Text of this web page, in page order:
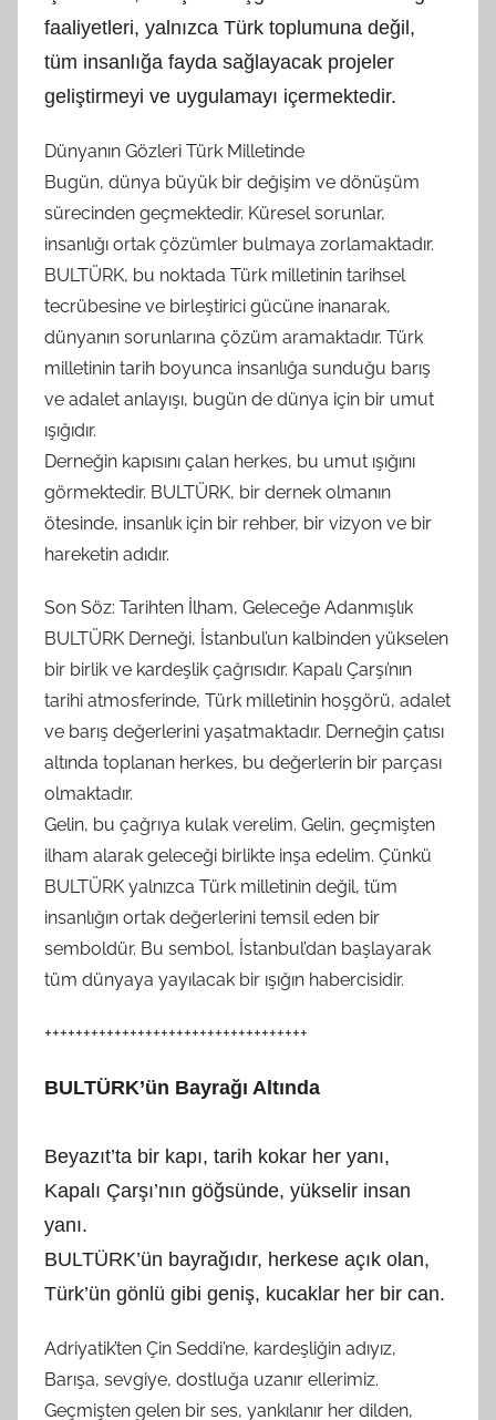
faaliyetleri, yalnızca Türk toplumuna değil,
tüm insanlığa fayda sağlayacak projeler
geliştirmeyi ve uygulamayı içermektedir.
Dünyanın Gözleri Türk Milletinde
Bugün, dünya büyük bir değişim ve dönüşüm
sürecinden geçmektedir. Küresel sorunlar,
insanlığı ortak çözümler bulmaya zorlamaktadır.
BULTÜRK, bu noktada Türk milletinin tarihsel
tecrübesine ve birleştirici gücüne inanarak,
dünyanın sorunlarına çözüm aramaktadır. Türk
milletinin tarih boyunca insanlığa sunduğu barış
ve adalet anlayışı, bugün de dünya için bir umut
ışığıdır.
Derneğin kapısını çalan herkes, bu umut ışığını
görmektedir. BULTÜRK, bir dernek olmanın
ötesinde, insanlık için bir rehber, bir vizyon ve bir
hareketin adıdır.
Son Söz: Tarihten İlham, Geleceğe Adanmışlık
BULTÜRK Derneği, İstanbul’un kalbinden yükselen
bir birlik ve kardeşlik çağrısıdır. Kapalı Çarşı’nın
tarihi atmosferinde, Türk milletinin hoşgörü, adalet
ve barış değerlerini yaşatmaktadır. Derneğin çatısı
altında toplanan herkes, bu değerlerin bir parçası
olmaktadır.
Gelin, bu çağrıya kulak verelim. Gelin, geçmişten
ilham alarak geleceği birlikte inşa edelim. Çünkü
BULTÜRK yalnızca Türk milletinin değil, tüm
insanlığın ortak değerlerini temsil eden bir
semboldür. Bu sembol, İstanbul’dan başlayarak
tüm dünyaya yayılacak bir ışığın habercisidir.
++++++++++++++++++++++++++++++++++
BULTÜRK’ün Bayrağı Altında
Beyazıt’ta bir kapı, tarih kokar her yanı,
Kapalı Çarşı’nın göğsünde, yükselir insan
yanı.
BULTÜRK’ün bayrağıdır, herkese açık olan,
Türk’ün gönlü gibi geniş, kucaklar her bir can.
Adriyatik’ten Çin Seddi’ne, kardeşliğin adıyız,
Barışa, sevgiye, dostluğa uzanır ellerimiz.
Geçmişten gelen bir ses, yankılanır her dilden,